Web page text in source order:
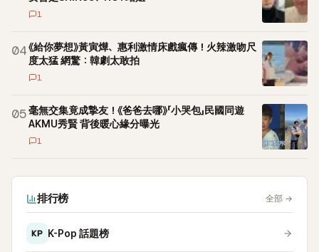
1
04《給你夢想》黃寅燁、惠利激情床戲瘋傳！火辣激吻尺
度太猛 網驚：韓劇太敢拍
1
05毫無交集竟成摯友！《爸爸去哪》「小哭包」民國同遊
AKMU秀賢 背後暖心緣分曝光
1
排行榜 全部 →
KP K-Pop 話題榜